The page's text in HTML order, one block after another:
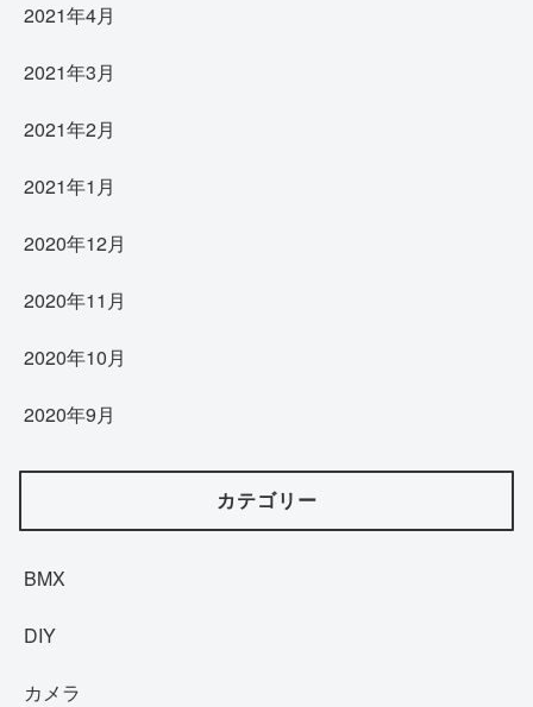
2021年4月
2021年3月
2021年2月
2021年1月
2020年12月
2020年11月
2020年10月
2020年9月
カテゴリー
BMX
DIY
カメラ